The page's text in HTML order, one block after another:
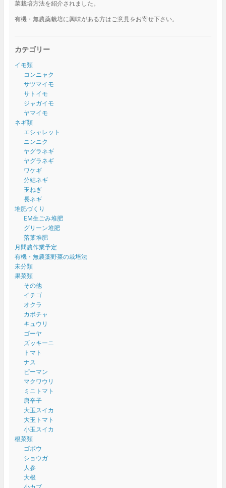
菜栽培方法を紹介されました。
有機・無農薬栽培に興味がある方はご意見をお寄せ下さい。
カテゴリー
イモ類
コンニャク
サツマイモ
サトイモ
ジャガイモ
ヤマイモ
ネギ類
エシャレット
ニンニク
ヤグラネギ
ヤグラネギ
ワケギ
分結ネギ
玉ねぎ
長ネギ
堆肥づくり
EM生ごみ堆肥
グリーン堆肥
落葉堆肥
月間農作業予定
有機・無農薬野菜の栽培法
未分類
果菜類
その他
イチゴ
オクラ
カボチャ
キュウリ
ゴーヤ
ズッキーニ
トマト
ナス
ピーマン
マクワウリ
ミニトマト
唐辛子
大玉スイカ
大玉トマト
小玉スイカ
根菜類
ゴボウ
ショウガ
人参
大根